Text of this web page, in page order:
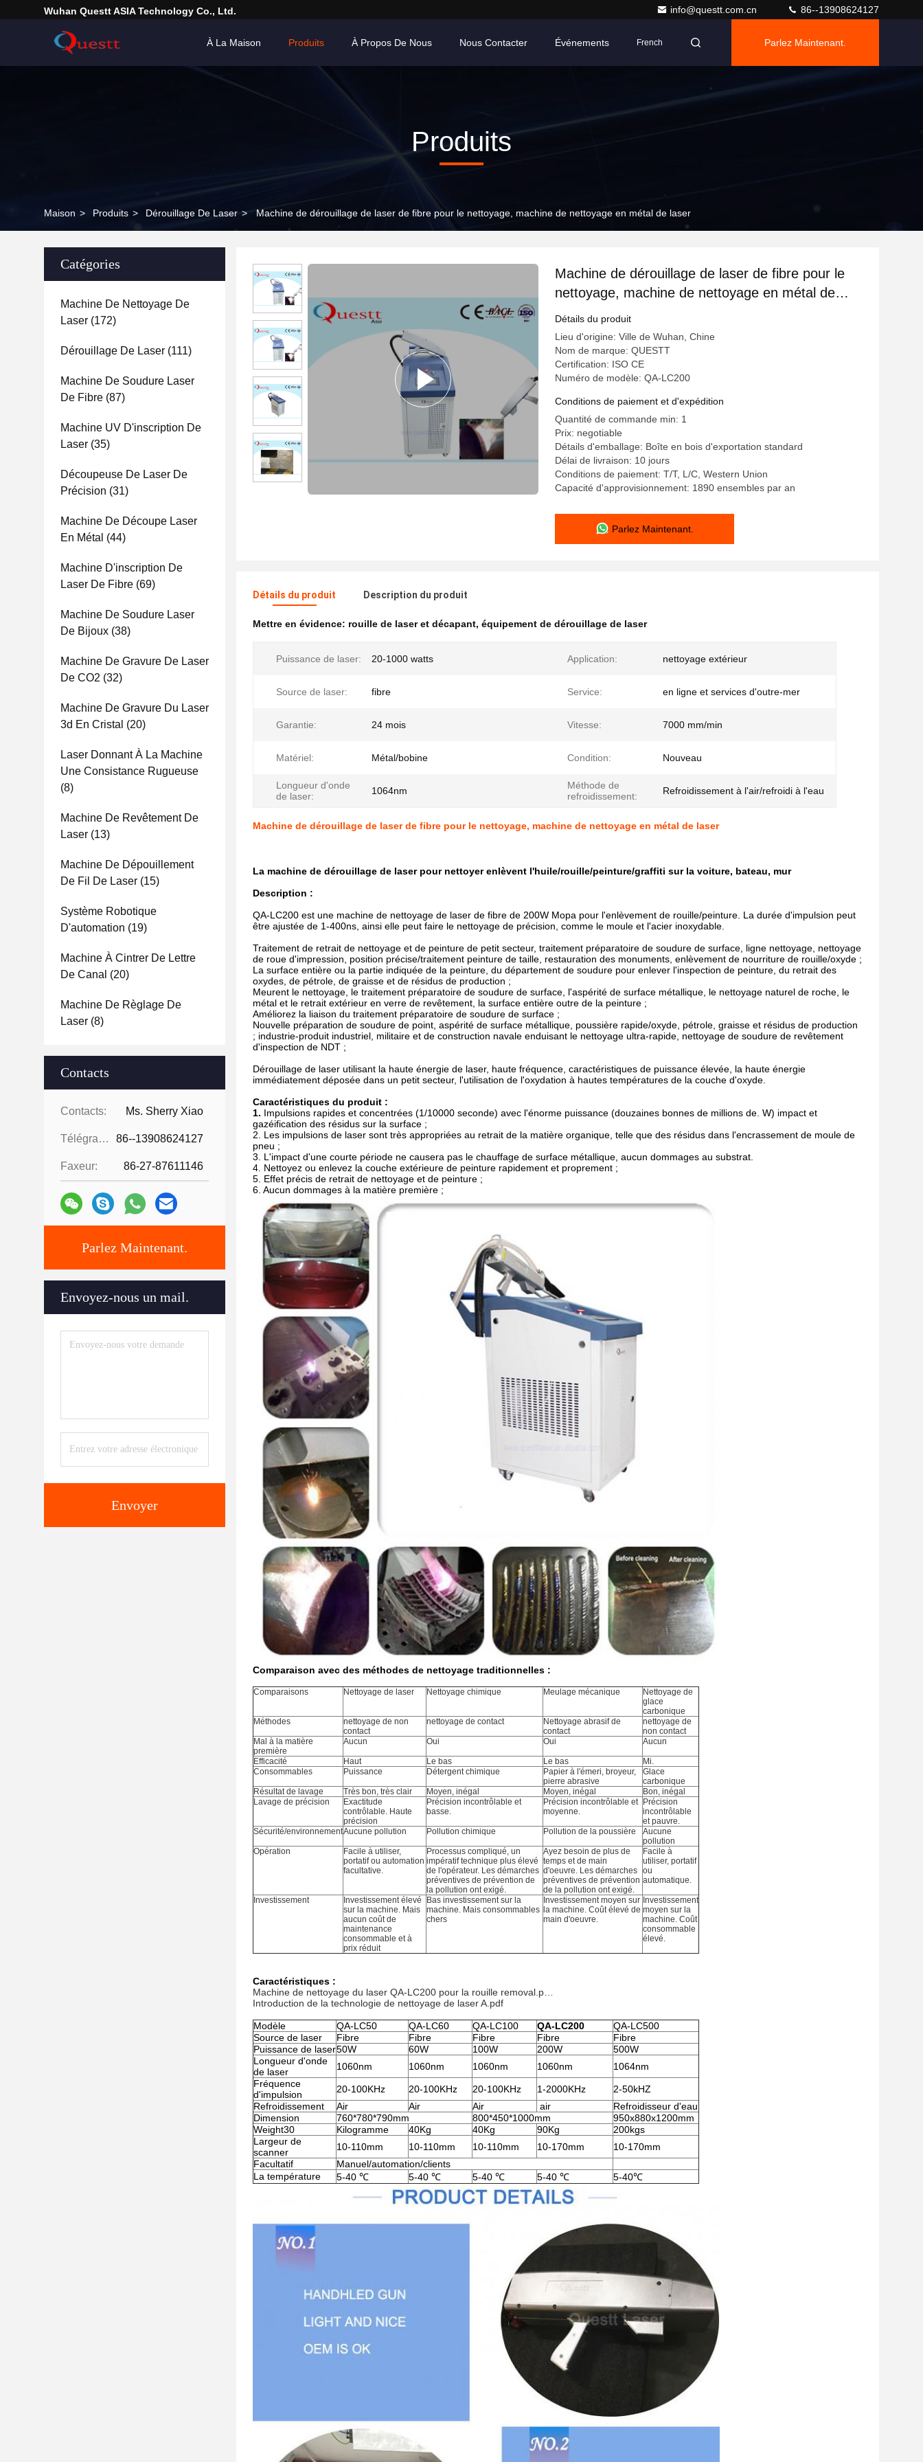
Wuhan Questt ASIA Technology Co., Ltd. info@questt.com.cn 86--13908624127
À La Maison Produits À Propos De Nous Nous Contacter Événements French Parlez Maintenant.
Produits
Maison > Produits > Dérouillage De Laser > Machine de dérouillage de laser de fibre pour le nettoyage, machine de nettoyage en métal de laser
Catégories
Machine De Nettoyage De
Laser (172)
Dérouillage De Laser (111)
Machine De Soudure Laser
De Fibre (87)
Machine UV D'inscription De
Laser (35)
Découpeuse De Laser De
Précision (31)
Machine De Découpe Laser
En Métal (44)
Machine D'inscription De
Laser De Fibre (69)
Machine De Soudure Laser
De Bijoux (38)
Machine De Gravure De Laser
De CO2 (32)
Machine De Gravure Du Laser
3d En Cristal (20)
Laser Donnant À La Machine
Une Consistance Rugueuse
(8)
Machine De Revêtement De
Laser (13)
Machine De Dépouillement
De Fil De Laser (15)
Système Robotique
D'automation (19)
Machine À Cintrer De Lettre
De Canal (20)
Machine De Règlage De
Laser (8)
Contacts
Contacts: Ms. Sherry Xiao
Télégramme: 86--13908624127
Faxeur: 86-27-87611146
Parlez Maintenant.
Envoyez-nous un mail.
Envoyer
Machine de dérouillage de laser de fibre pour le
nettoyage, machine de nettoyage en métal de
laser
Détails du produit
Lieu d'origine: Ville de Wuhan, Chine
Nom de marque: QUESTT
Certification: ISO CE
Numéro de modèle: QA-LC200
Conditions de paiement et d'expédition
Quantité de commande min: 1
Prix: negotiable
Détails d'emballage: Boîte en bois d'exportation standard
Délai de livraison: 10 jours
Conditions de paiement: T/T, L/C, Western Union
Capacité d'approvisionnement: 1890 ensembles par an
Parlez Maintenant.
Détails du produit Description du produit
Mettre en évidence: rouille de laser et décapant, équipement de dérouillage de laser
Puissance de laser: 20-1000 watts Application: nettoyage extérieur
Source de laser: fibre Service: en ligne et services d'outre-mer
Garantie: 24 mois Vitesse: 7000 mm/min
Matériel: Métal/bobine Condition: Nouveau
Longueur d'onde
de laser:
1064nm
Méthode de
refroidissement:
Refroidissement à l'air/refroidi à l'eau
Machine de dérouillage de laser de fibre pour le nettoyage, machine de nettoyage en métal de laser
La machine de dérouillage de laser pour nettoyer enlèvent l'huile/rouille/peinture/graffiti sur la voiture, bateau, mur
Description :
QA-LC200 est une machine de nettoyage de laser de fibre de 200W Mopa pour l'enlèvement de rouille/peinture. La durée d'impulsion peut
être ajustée de 1-400ns, ainsi elle peut faire le nettoyage de précision, comme le moule et l'acier inoxydable.
Traitement de retrait de nettoyage et de peinture de petit secteur, traitement préparatoire de soudure de surface, ligne nettoyage, nettoyage
de roue d'impression, position précise/traitement peinture de taille, restauration des monuments, enlèvement de nourriture de rouille/oxyde ;
La surface entière ou la partie indiquée de la peinture, du département de soudure pour enlever l'inspection de peinture, du retrait des
oxydes, de pétrole, de graisse et de résidus de production ;
Meurent le nettoyage, le traitement préparatoire de soudure de surface, l'aspérité de surface métallique, le nettoyage naturel de roche, le
métal et le retrait extérieur en verre de revêtement, la surface entière outre de la peinture ;
Améliorez la liaison du traitement préparatoire de soudure de surface ;
Nouvelle préparation de soudure de point, aspérité de surface métallique, poussière rapide/oxyde, pétrole, graisse et résidus de production
; industrie-produit industriel, militaire et de construction navale enduisant le nettoyage ultra-rapide, nettoyage de soudure de revêtement
d'inspection de NDT ;
Dérouillage de laser utilisant la haute énergie de laser, haute fréquence, caractéristiques de puissance élevée, la haute énergie
immédiatement déposée dans un petit secteur, l'utilisation de l'oxydation à hautes températures de la couche d'oxyde.
Caractéristiques du produit :
1. Impulsions rapides et concentrées (1/10000 seconde) avec l'énorme puissance (douzaines bonnes de millions de. W) impact et
gazéification des résidus sur la surface ;
2. Les impulsions de laser sont très appropriées au retrait de la matière organique, telle que des résidus dans l'encrassement de moule de
pneu ;
3. L'impact d'une courte période ne causera pas le chauffage de surface métallique, aucun dommages au substrat.
4. Nettoyez ou enlevez la couche extérieure de peinture rapidement et proprement ;
5. Effet précis de retrait de nettoyage et de peinture ;
6. Aucun dommages à la matière première ;
Comparaison avec des méthodes de nettoyage traditionnelles :
Comparaisons Nettoyage de laser Nettoyage chimique Meulage mécanique
Nettoyage de
glace
carbonique
Méthodes
nettoyage de non
contact
nettoyage de contact
Nettoyage abrasif de
contact
nettoyage de
non contact
Mal à la matière
première
Aucun Oui Oui Aucun
Efficacité Haut Le bas Le bas
Mi.
Consommables
Puissance Détergent chimique
Papier à l'émeri, broyeur,
pierre abrasive
Glace
carbonique
Résultat de lavage
Très bon, très clair Moyen, inégal Moyen, inégal
Bon, inégal
Lavage de précision
Exactitude
contrôlable. Haute
précision
Précision incontrôlable et
basse.
Précision incontrôlable et
moyenne.
Précision
incontrôlable
et pauvre.
Sécurité/environnementAucune pollution Pollution chimique Pollution de la poussière
Aucune
pollution
Opération
Facile à utiliser,
portatif ou automation
facultative.
Processus compliqué, un
impératif technique plus élevé
de l'opérateur. Les démarches
préventives de prévention de
la pollution ont exigé.
Ayez besoin de plus de
temps et de main
d'oeuvre. Les démarches
préventives de prévention
de la pollution ont exigé.
Facile à
utiliser, portatif
ou
automatique.
Investissement
Investissement élevé
sur la machine. Mais
aucun coût de
maintenance
consommable et à
prix réduit
Bas investissement sur la
machine. Mais consommables
chers
Investissement moyen sur
la machine. Coût élevé de
main d'oeuvre.
Investissement
moyen sur la
machine. Coût
consommable
élevé.
Caractéristiques :
Machine de nettoyage du laser QA-LC200 pour la rouille removal.p…
Introduction de la technologie de nettoyage de laser A.pdf
Modèle QA-LC50 QA-LC60 QA-LC100 QA-LC200
QA-LC500
Source de laser
Fibre Fibre Fibre Fibre
Fibre
Puissance de laser50W 60W 100W 200W
500W
Longueur d'onde
de laser
1060nm 1060nm 1060nm 1060nm
1064nm
Fréquence
d'impulsion
20-100KHz 20-100KHz 20-100KHz 1-2000KHz
2-50kHZ
Refroidissement
Air Air Air air
Refroidisseur d'eau
Dimension
760*780*790mm 800*450*1000mm
950x880x1200mm
Weight30
Kilogramme 40Kg 40Kg 90Kg
200kgs
Largeur de
scanner
10-110mm 10-110mm 10-110mm 10-170mm
10-170mm
Facultatif
Manuel/automation/clients
La température
5-40 ℃ 5-40 ℃ 5-40 ℃ 5-40 ℃ 5-40℃